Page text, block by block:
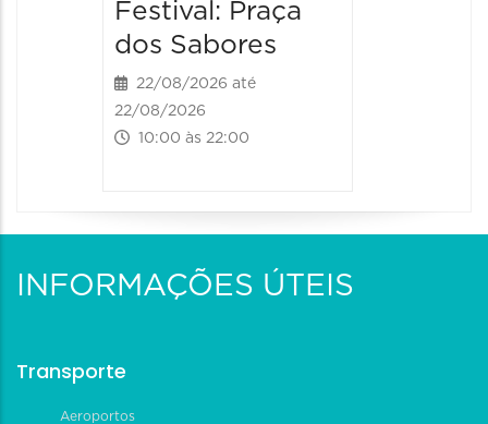
Festival: Praça
dos Sabores
22/08/2026 até
22/08/2026
10:00 às 22:00
INFORMAÇÕES ÚTEIS
Transporte
Aeroportos